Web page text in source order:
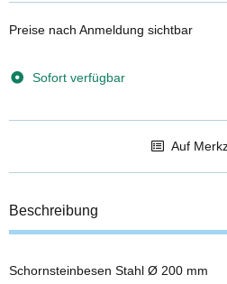
Preise nach Anmeldung sichtbar
Sofort verfügbar
Auf
Beschreibung
Schornsteinbesen Stahl Ø 200 mm